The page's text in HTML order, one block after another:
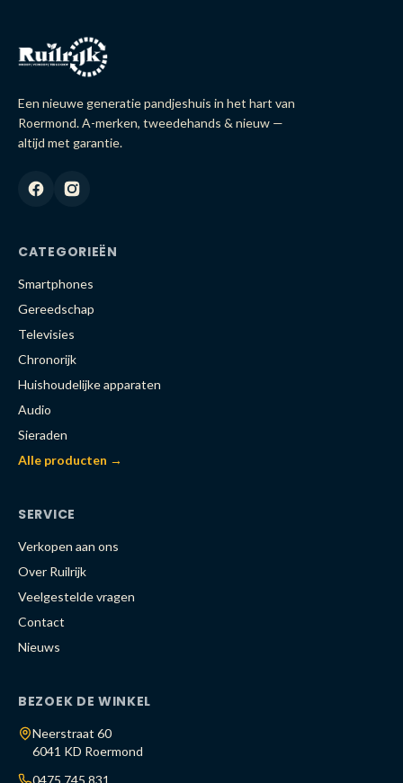
Een nieuwe generatie pandjeshuis in het hart van
Roermond. A-merken, tweedehands & nieuw —
altijd met garantie.
CATEGORIEËN
Smartphones
Gereedschap
Televisies
Chronorijk
Huishoudelijke apparaten
Audio
Sieraden
Alle producten →
SERVICE
Verkopen aan ons
Over Ruilrijk
Veelgestelde vragen
Contact
Nieuws
BEZOEK DE WINKEL
Neerstraat 60
6041 KD Roermond
0475 745 831